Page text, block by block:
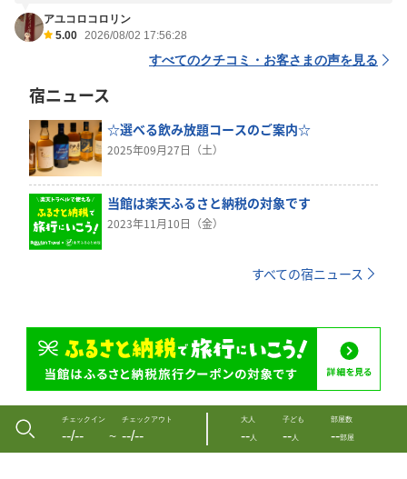
アユコロコロリン
5.00 2026/08/02 17:56:28
すべてのクチコミ・お客さまの声を見る
宿ニュース
☆選べる飲み放題コースのご案内☆
2025年09月27日（土）
当館は楽天ふるさと納税の対象です
2023年11月10日（金）
すべての宿ニュース
チェックイン
--/-- 〜
チェックアウト
--/--
大人
--人
子ども
--人
部屋数
--部屋